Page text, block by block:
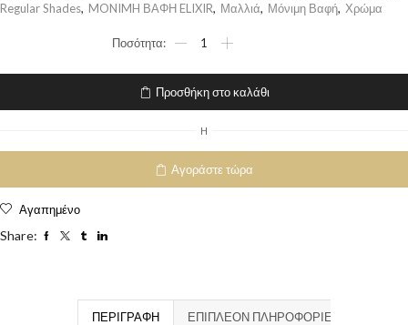
Regular Shades, MONIMH ΒΑΦΗ ELIXIR, Μαλλιά, Μόνιμη Βαφή, Χρώμα
Προσθήκη στο καλάθι
H
Αγοράστε τώρα
Αγαπημένο
Share:
ΠΕΡΙΓΡΑΦΉ ΕΠΙΠΛΈΟΝ ΠΛΗΡΟΦΟΡΊΕΣ